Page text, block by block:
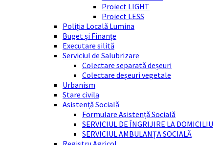
Proiect LIGHT
Proiect LESS
Poliția Locală Lumina
Buget și Finanțe
Executare silită
Serviciul de Salubrizare
Colectare separată deșeuri
Colectare deșeuri vegetale
Urbanism
Stare civila
Asistență Socială
Formulare Asistență Socială
SERVICIUL DE ÎNGRIJIRE LA DOMICILIU
SERVICIUL AMBULANȚA SOCIALĂ